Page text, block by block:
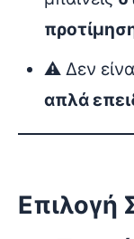
⚠️ Δεν
απλά
Επιλογή